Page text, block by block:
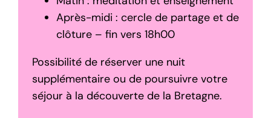
Après-midi : cercle de partage et de
clôture – fin vers 18h00
Possibilité de réserver une nuit
supplémentaire ou de poursuivre votre
séjour à la découverte de la Bretagne.